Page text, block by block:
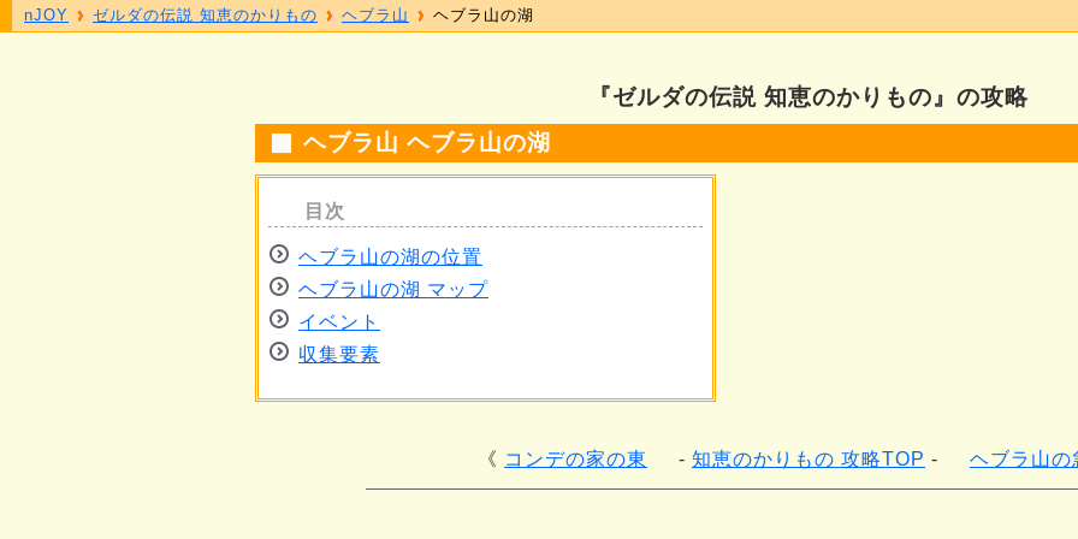
『ゼルダの伝説 知恵のかりもの』の攻略
ヘブラ山 ヘブラ山の湖
ヘブラ山の湖の位置
ヘブラ山の湖 マップ
イベント
収集要素
コンデの家の東 知恵のかりもの 攻略TOP ヘブラ山の
nJOY ゼルダの伝説 知恵のかりもの ヘブラ山 ヘブラ山の湖